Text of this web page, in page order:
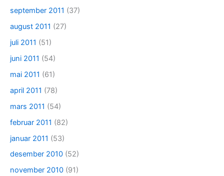
september 2011 (37)
august 2011 (27)
juli 2011 (51)
juni 2011 (54)
mai 2011 (61)
april 2011 (78)
mars 2011 (54)
februar 2011 (82)
januar 2011 (53)
desember 2010 (52)
november 2010 (91)